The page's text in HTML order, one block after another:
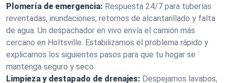
Plomería de emergencia: Respuesta 24/7 para tuberías
reventadas, inundaciones, retornos de alcantarillado y falta
de agua. Un despachador en vivo envía el camión más
cercano en Holtsville. Estabilizamos el problema rápido y
explicamos los siguientes pasos para que tu hogar se
mantenga seguro y seco.
Limpieza y destapado de drenajes: Despejamos lavabos,